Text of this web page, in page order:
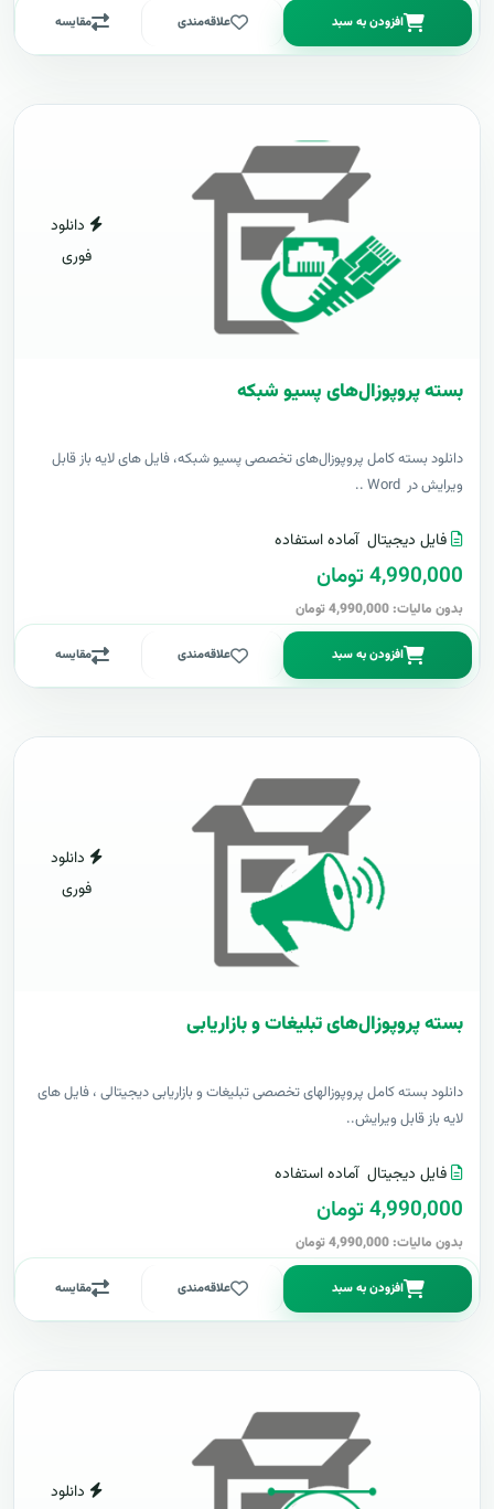
افزودن به سبد علاقه‌مندی مقایسه
دانلود
فوری
بسته پروپوزال‌های پسیو شبکه
دانلود بسته کامل پروپوزال‌های تخصصی پسیو شبکه، فایل های لایه باز قابل
ویرایش در Word ..
فایل دیجیتال آماده استفاده
4,990,000 تومان
بدون مالیات: 4,990,000 تومان
افزودن به سبد علاقه‌مندی مقایسه
دانلود
فوری
بسته پروپوزال‌های تبلیغات و بازاریابی
دانلود بسته کامل پروپوزالهای تخصصی تبلیغات و بازاریابی دیجیتالی ، فایل های
لایه باز قابل ویرایش..
فایل دیجیتال آماده استفاده
4,990,000 تومان
بدون مالیات: 4,990,000 تومان
افزودن به سبد علاقه‌مندی مقایسه
دانلود